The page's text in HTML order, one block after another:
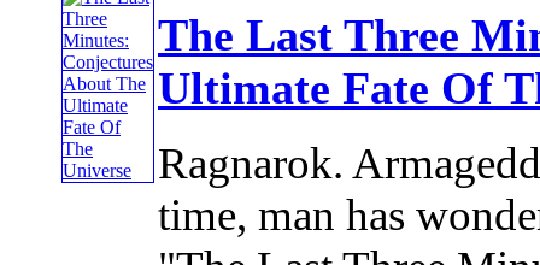
The Last Three
Ultimate Fate Of
Ragnarok.
time, man has